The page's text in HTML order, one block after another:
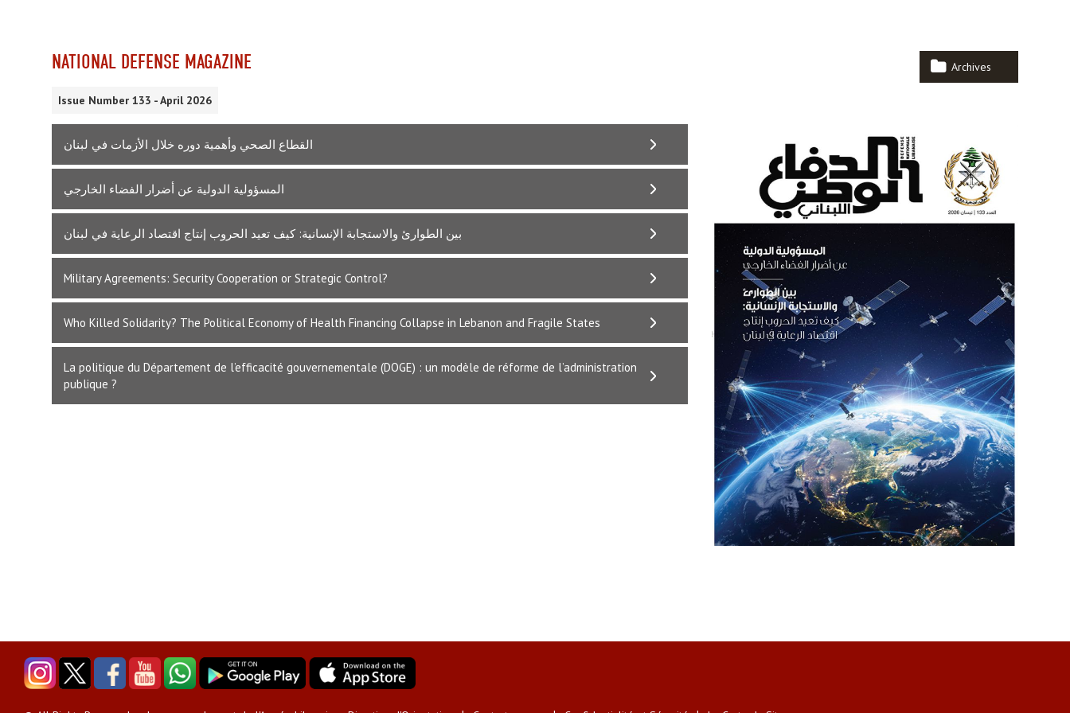
NATIONAL DEFENSE MAGAZINE Archives
Issue Number 133 - April 2026
القطاع الصحي وأهمية دوره خلال الأزمات في لبنان
المسؤولية الدولية عن أضرار الفضاء الخارجي
بين الطوارئ والاستجابة الإنسانية: كيف تعيد الحروب إنتاج اقتصاد الرعاية في لبنان
Military Agreements: Security Cooperation or Strategic Control?
Who Killed Solidarity? The Political Economy of Health Financing Collapse in Lebanon and Fragile States
La politique du Département de l’efficacité gouvernementale (DOGE) : un modèle de réforme de l’administration
publique ?